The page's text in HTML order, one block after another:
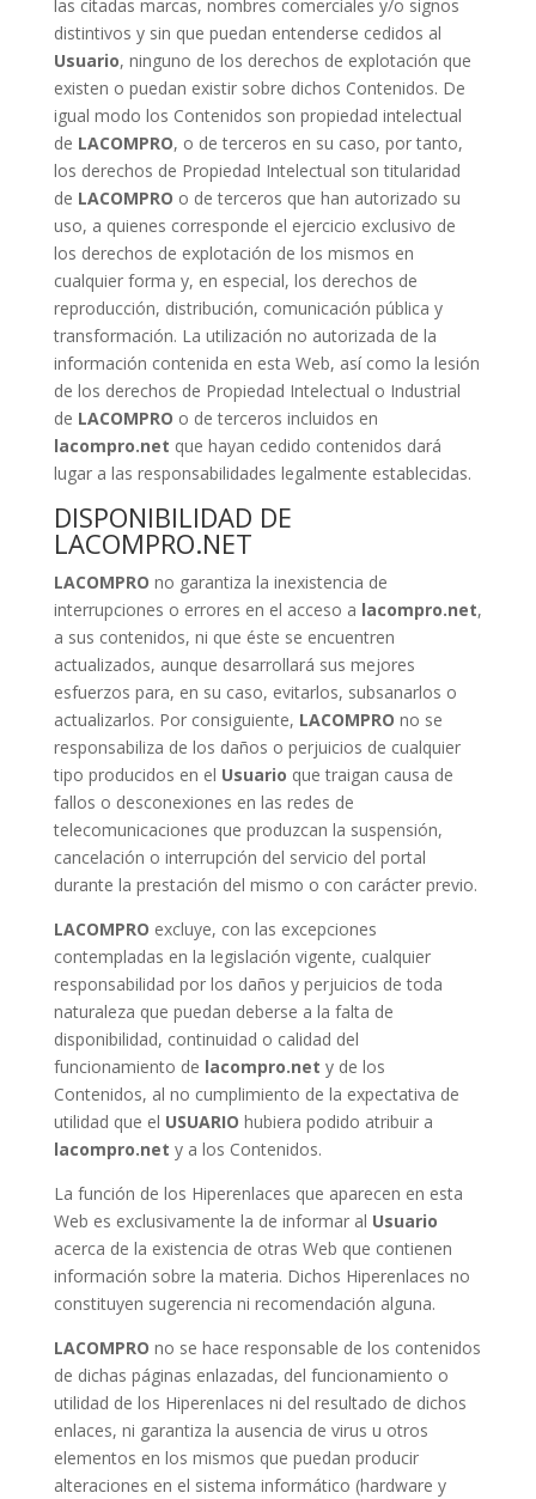
las citadas marcas, nombres comerciales y/o signos
distintivos y sin que puedan entenderse cedidos al
Usuario, ninguno de los derechos de explotación que
existen o puedan existir sobre dichos Contenidos. De
igual modo los Contenidos son propiedad intelectual
de LACOMPRO, o de terceros en su caso, por tanto,
los derechos de Propiedad Intelectual son titularidad
de LACOMPRO o de terceros que han autorizado su
uso, a quienes corresponde el ejercicio exclusivo de
los derechos de explotación de los mismos en
cualquier forma y, en especial, los derechos de
reproducción, distribución, comunicación pública y
transformación. La utilización no autorizada de la
información contenida en esta Web, así como la lesión
de los derechos de Propiedad Intelectual o Industrial
de LACOMPRO o de terceros incluidos en
lacompro.net que hayan cedido contenidos dará
lugar a las responsabilidades legalmente establecidas.
DISPONIBILIDAD DE
LACOMPRO.NET
LACOMPRO no garantiza la inexistencia de
interrupciones o errores en el acceso a lacompro.net,
a sus contenidos, ni que éste se encuentren
actualizados, aunque desarrollará sus mejores
esfuerzos para, en su caso, evitarlos, subsanarlos o
actualizarlos. Por consiguiente, LACOMPRO no se
responsabiliza de los daños o perjuicios de cualquier
tipo producidos en el Usuario que traigan causa de
fallos o desconexiones en las redes de
telecomunicaciones que produzcan la suspensión,
cancelación o interrupción del servicio del portal
durante la prestación del mismo o con carácter previo.
LACOMPRO excluye, con las excepciones
contempladas en la legislación vigente, cualquier
responsabilidad por los daños y perjuicios de toda
naturaleza que puedan deberse a la falta de
disponibilidad, continuidad o calidad del
funcionamiento de lacompro.net y de los
Contenidos, al no cumplimiento de la expectativa de
utilidad que el USUARIO hubiera podido atribuir a
lacompro.net y a los Contenidos.
La función de los Hiperenlaces que aparecen en esta
Web es exclusivamente la de informar al Usuario
acerca de la existencia de otras Web que contienen
información sobre la materia. Dichos Hiperenlaces no
constituyen sugerencia ni recomendación alguna.
LACOMPRO no se hace responsable de los contenidos
de dichas páginas enlazadas, del funcionamiento o
utilidad de los Hiperenlaces ni del resultado de dichos
enlaces, ni garantiza la ausencia de virus u otros
elementos en los mismos que puedan producir
alteraciones en el sistema informático (hardware y